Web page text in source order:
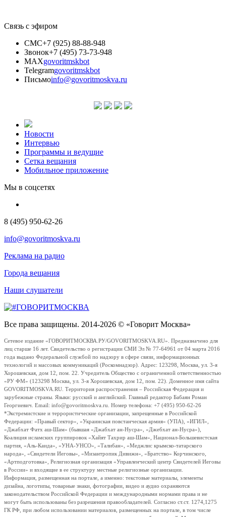
Связь с эфиром
СМС+7 (925) 88-88-948
Звонок+7 (495) 73-73-948
MAXgovoritmskbot
Telegramgovoritmskbot
Письмоinfo@govoritmoskva.ru
Новости
Интервью
Программы и ведущие
Сетка вещания
Мобильное приложение
Мы в соцсетях
8 (495) 950-62-26
info@govoritmoskva.ru
Реклама на радио
Города вещания
Наши слушатели
Все права защищены. 2014-2026 © «Говорит Москва»
Сетевое издание «ГОВОРИТМОСКВА.РУ/GOVORITMOSKVA.RU». Предназначено для
лиц старше 16 лет. Свидетельство о регистрации СМИ Эл № 77-64961 от 04 марта 2016
года выдано Федеральной службой по надзору в сфере связи, информационных
технологий и массовых коммуникаций (Роскомнадзор). Адрес: 123298, Москва, ул. 3-я
Хорошевская, дом 12, пом. 22. Учредитель Общество с ограниченной ответственностью
«РУ ФМ» (123298 Москва, ул. 3-я Хорошевская, дом 12, пом. 22). Доменное имя сайта
GOVORITMOSKVA.RU. Территория распространения – Российская Федерация и
зарубежные страны. Языки: русский и английский. Главный редактор Бабаян Роман
Георгиевич. Email: info@govoritmoskva.ru. Номер телефона: +7 (495) 950-62-26
*Экстремистские и террористические организации, запрещенные в Российской
Федерации: «Правый сектор», «Украинская повстанческая армия» (УПА), «ИГИЛ»,
«Джабхат Фатх аш-Шам» (бывшая «Джабхат ан-Нусра», «Джебхат ан-Нусра»),
Коалиция исламских группировок «Хайят Тахрир аш-Шам», Национал-Большевистская
партия, «Аль-Каида», «УНА-УНСО», «Талибан», «Меджлис крымско-татарского
народа», «Свидетели Иеговы», «Мизантропик Дивижн», «Братство» Корчинского,
«Артподготовка», Религиозная организация «Управленческий центр Свидетелей Иеговы
в России» и входящие в ее структуру местные религиозные организации.
Информация, размещенная на портале, а именно: текстовые материалы, элементы
дизайна, логотипы, товарные знаки, фотографии, видео и аудио охраняются
законодательством Российской Федерации и международными нормами права и не
могут быть использованы без разрешения правообладателей. Согласно ст.ст. 1274,1275
ГК РФ, при любом использовании материалов, размещенных на портале, в том числе